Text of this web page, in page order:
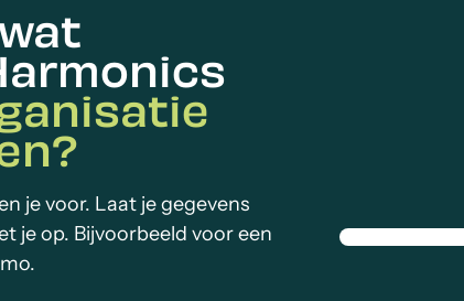
je voor. Laat je gegevens
je op. Bijvoorbeeld voor een